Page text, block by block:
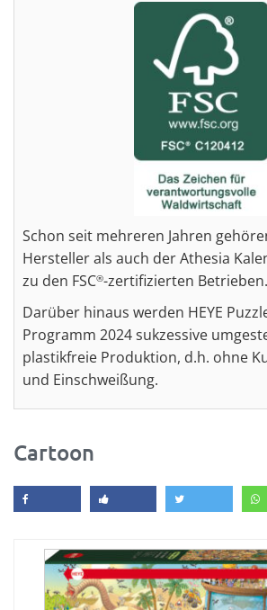
Schon seit mehreren Jahren
Hersteller als auch der Athesia
zu den FSC®-zertifizierten Betrieben.
Darüber hinaus werden HEYE
Programm 2024 sukzessive
plastikfreie Produktion, d.h. ohne
und Einschweißung.
Cartoon